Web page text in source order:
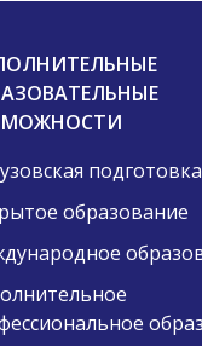
подготовка
образование